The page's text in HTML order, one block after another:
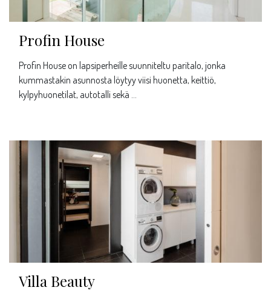
Profin House
Profin House on lapsiperheille suunniteltu paritalo, jonka
kummastakin asunnosta löytyy viisi huonetta, keittiö,
kylpyhuonetilat, autotalli sekä …
Villa Beauty